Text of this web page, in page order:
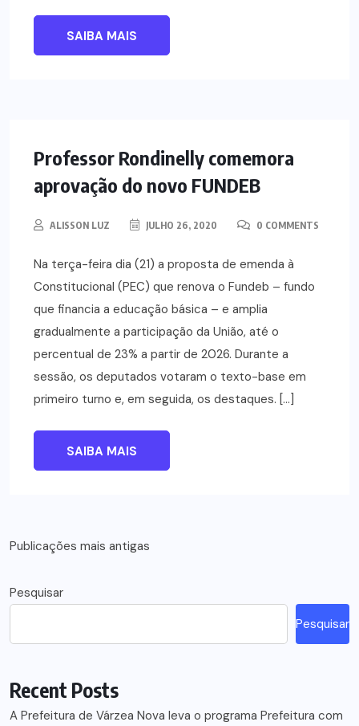
SAIBA MAIS
Professor Rondinelly comemora
aprovação do novo FUNDEB
ALISSON LUZ JULHO 26, 2020 0 COMMENTS
Na terça-feira dia (21) a proposta de emenda à
Constitucional (PEC) que renova o Fundeb – fundo
que financia a educação básica – e amplia
gradualmente a participação da União, até o
percentual de 23% a partir de 2026. Durante a
sessão, os deputados votaram o texto-base em
primeiro turno e, em seguida, os destaques. […]
SAIBA MAIS
Navegação
posts
Publicações mais antigas
Pesquisar
Pesquisar
Recent Posts
A Prefeitura de Várzea Nova leva o programa Prefeitura com